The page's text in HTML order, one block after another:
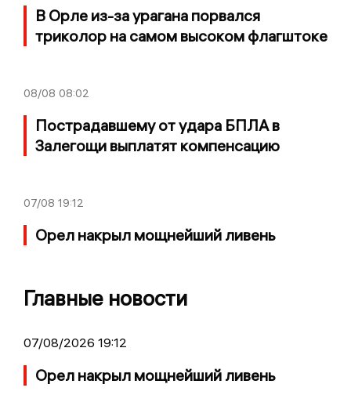
В Орле из-за урагана порвался
триколор на самом высоком флагштоке
08/08 08:02
Пострадавшему от удара БПЛА в
Залегощи выплатят компенсацию
07/08 19:12
Орел накрыл мощнейший ливень
Главные новости
07/08/2026 19:12
Орел накрыл мощнейший ливень